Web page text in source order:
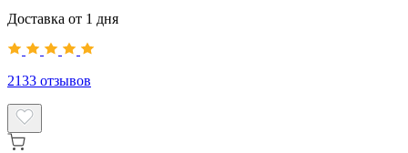
Доставка от 1 дня
2133 отзывов